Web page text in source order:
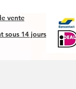
vente
sous 14 jours